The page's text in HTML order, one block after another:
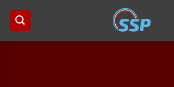
Skip
content